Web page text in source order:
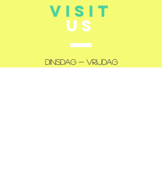
VISIT
US
Dinsdag - Vrijdag